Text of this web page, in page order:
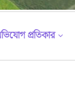
প্রতিকার